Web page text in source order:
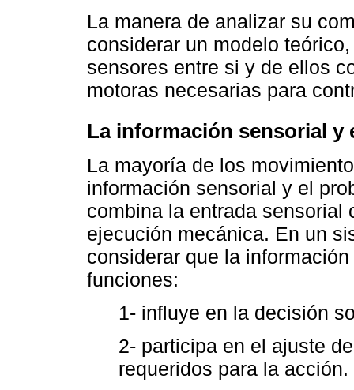
La manera de analizar su
considerar un modelo
sensores entre si y de ellos
motoras necesarias para
La información sensorial y
La mayoría de los
información sensorial y el
combina la entrada sensorial
ejecución mecánica. En un
considerar que la
funciones:
1- influye en la decisión
2- participa en el ajuste
requeridos para la acción.